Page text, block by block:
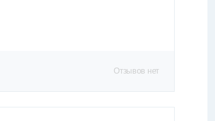
Отзывов нет